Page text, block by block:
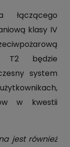
łączącego
klasy IV
T2 będzie
system
w kwestii
jest również